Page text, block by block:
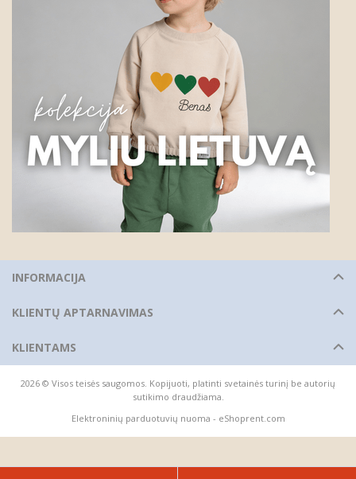
INFORMACIJA
KLIENTŲ APTARNAVIMAS
KLIENTAMS
2026 © Visos teisės saugomos. Kopijuoti, platinti svetainės turinį be autorių
sutikimo draudžiama.
Elektroninių parduotuvių nuoma - eShoprent.com